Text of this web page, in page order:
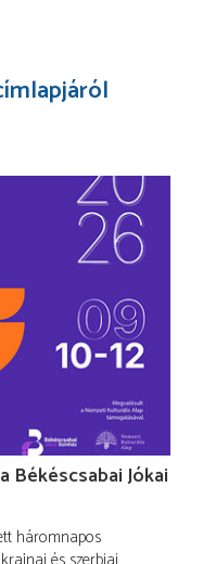
Békéscsabai Jókai
háromnapos